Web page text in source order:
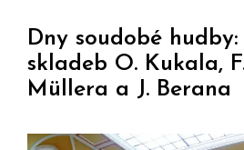
Dny soudobé
skladeb O. Kukala,
Müllera a J. Berana